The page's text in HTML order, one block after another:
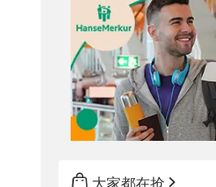
大家都在抢